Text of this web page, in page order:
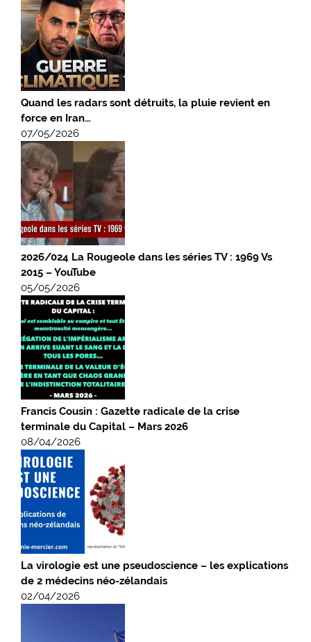
Quand les radars sont détruits, la pluie revient en
force en Iran…
07/05/2026
2026/024 La Rougeole dans les séries TV : 1969 Vs
2015 – YouTube
05/05/2026
Francis Cousin : Gazette radicale de la crise
terminale du Capital – Mars 2026
08/04/2026
La virologie est une pseudoscience – les explications
de 2 médecins néo-zélandais
02/04/2026